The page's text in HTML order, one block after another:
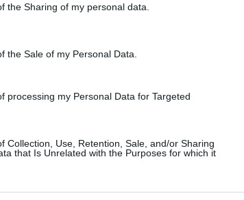
the Sharing of my personal data.
the Sale of my Personal Data.
processing my Personal Data for Targeted
Collection, Use, Retention, Sale, and/or Sharing
that Is Unrelated with the Purposes for which it
tartják nyilván, emellett közösségi
Ez erősen korlátozza a fejlesztési
kiépítéséhez pedig külön
szigethez,írja a Time Out. Makrihoz adó-
Vagyis a 247 ezer eurós ár
magára.